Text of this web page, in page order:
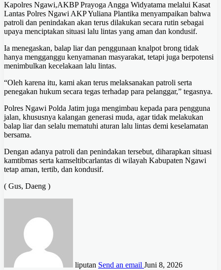
Kapolres Ngawi,AKBP Prayoga Angga Widyatama melalui Kasat
Lantas Polres Ngawi AKP Yuliana Plantika menyampaikan bahwa
patroli dan penindakan akan terus dilakukan secara rutin sebagai
upaya menciptakan situasi lalu lintas yang aman dan kondusif.
Ia menegaskan, balap liar dan penggunaan knalpot brong tidak
hanya mengganggu kenyamanan masyarakat, tetapi juga berpotensi
menimbulkan kecelakaan lalu lintas.
“Oleh karena itu, kami akan terus melaksanakan patroli serta
penegakan hukum secara tegas terhadap para pelanggar,” tegasnya.
Polres Ngawi Polda Jatim juga mengimbau kepada para pengguna
jalan, khususnya kalangan generasi muda, agar tidak melakukan
balap liar dan selalu mematuhi aturan lalu lintas demi keselamatan
bersama.
Dengan adanya patroli dan penindakan tersebut, diharapkan situasi
kamtibmas serta kamseltibcarlantas di wilayah Kabupaten Ngawi
tetap aman, tertib, dan kondusif.
( Gus, Daeng )
liputan Send an email Juni 8, 2026